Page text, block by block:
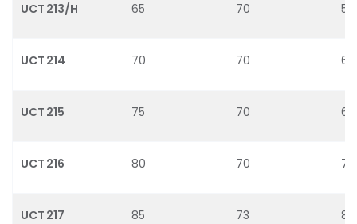
UCT 213/H 65 70
UCT 214 70 70
UCT 215 75 70
UCT 216 80 70
UCT 217 85 73